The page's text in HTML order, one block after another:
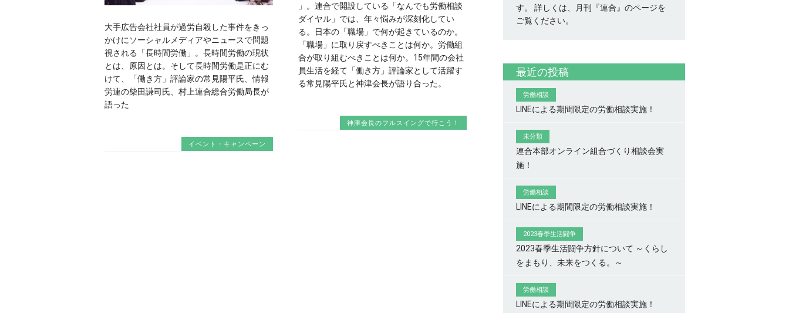
大手広告会社社員が過労自殺した事件をきっ
かけにソーシャルメディアやニュースで問題
視される「長時間労働」。長時間労働の現状
とは、原因とは。そして長時間労働是正にむ
けて、「働き方」評論家の常見陽平氏、情報
労連の柴田謙司氏、村上連合総合労働局長が
語った
イベント・キャンペーン
」。連合で開設している「なんでも労働相談
ダイヤル」では、年々悩みが深刻化してい
る。日本の「職場」で何が起きているのか。
「職場」に取り戻すべきことは何か。労働組
合が取り組むべきことは何か。15年間の会社
員生活を経て「働き方」評論家として活躍す
る常見陽平氏と神津会長が語り合った。
神津会長のフルスイングで行こう！
す。 詳しくは、月刊『連合』のページを
ご覧ください。
最近の投稿
労働相談
LINEによる期間限定の労働相談実施！
未分類
連合本部オンライン組合づくり相談会実
施！
労働相談
LINEによる期間限定の労働相談実施！
2023春季生活闘争
2023春季生活闘争方針について ～くらし
をまもり、未来をつくる。～
労働相談
LINEによる期間限定の労働相談実施！